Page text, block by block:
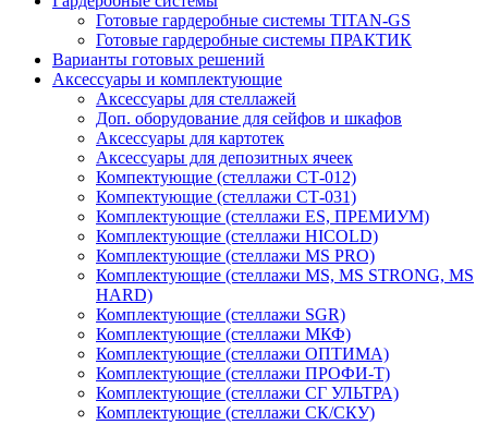
Готовые гардеробные системы TITAN-GS
Готовые гардеробные системы ПРАКТИК
Варианты готовых решений
Аксессуары и комплектующие
Аксессуары для стеллажей
Доп. оборудование для сейфов и шкафов
Аксессуары для картотек
Аксессуары для депозитных ячеек
Компектующие (стеллажи СТ-012)
Компектующие (стеллажи СТ-031)
Комплектующие (стеллажи ES, ПРЕМИУМ)
Комплектующие (стеллажи HICOLD)
Комплектующие (стеллажи MS PRO)
Комплектующие (стеллажи MS, MS STRONG, MS
HARD)
Комплектующие (стеллажи SGR)
Комплектующие (стеллажи МКФ)
Комплектующие (стеллажи ОПТИМА)
Комплектующие (стеллажи ПРОФИ-Т)
Комплектующие (стеллажи СГ УЛЬТРА)
Комплектующие (стеллажи СК/СКУ)